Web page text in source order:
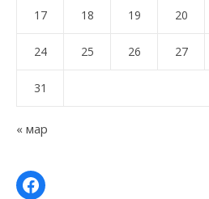
17 18 19 20
24 25 26 27
31
« мар